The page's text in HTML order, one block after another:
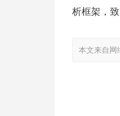
析框架，
本文来自网